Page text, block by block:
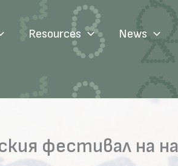
Resources News
фестивал на